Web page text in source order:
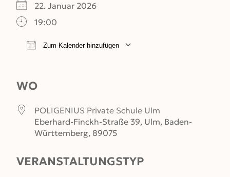
22. Januar 2026
19:00
Zum Kalender hinzufügen
WO
POLIGENIUS Private Schule Ulm
Eberhard-Finckh-Straße 39, Ulm, Baden-
Württemberg, 89075
VERANSTALTUNGSTYP